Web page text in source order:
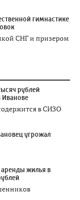
гимнастике
СНГ и призером
рублей
Иванове
в СИЗО
угрожал
жилья в